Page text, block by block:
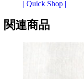
| Quick Shop |
関連商品